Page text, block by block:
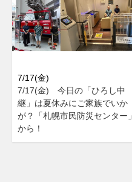
7/17(金)
7/17(金) 今日の「ひろし中
継」は夏休みにご家族でいか
が？「札幌市民防災センター」
から！